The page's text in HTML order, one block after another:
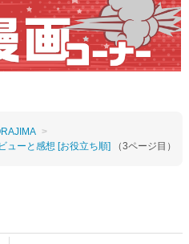
ューと感想 [お役立ち順] （3ページ目）